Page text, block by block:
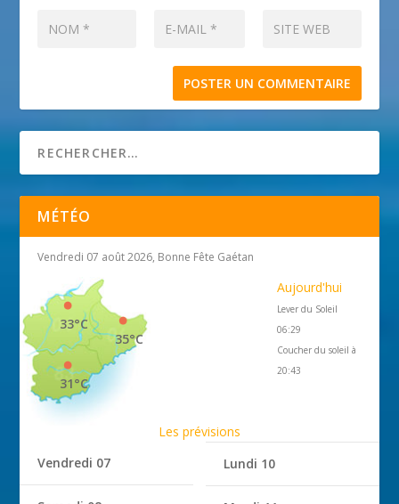
MÉTÉO
Vendredi 07 août 2026, Bonne Fête Gaétan
35°C
33°C
31°C
Aujourd'hui
Lever du Soleil
06:29
Coucher du soleil à
20:43
Les prévisions
Vendredi 07
Lundi 10